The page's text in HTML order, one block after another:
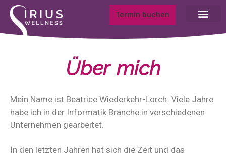
Termin buchen
Über mich
Mein Name ist Beatrice Wiederkehr-Lorch. Viele Jahre
habe ich in der Informatik Branche in verschiedenen
Unternehmen gearbeitet.
In den letzten Jahren hat sich die Zeit und das